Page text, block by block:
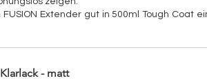
Extender gut in 500ml Tough Coat
- matt